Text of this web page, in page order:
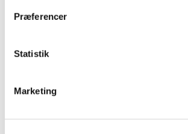
Præferencer
Statistik
Marketing